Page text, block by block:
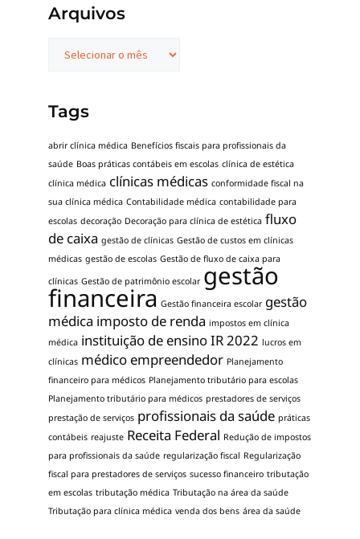
Arquivos
Tags
abrir clínica médica Benefícios fiscais para profissionais da
saúde Boas práticas contábeis em escolas clínica de estética
clínica médica clínicas médicas conformidade fiscal na
sua clínica médica Contabilidade médica contabilidade para
escolas decoração Decoração para clínica de estética fluxo
de caixa gestão de clínicas Gestão de custos em clínicas
médicas gestão de escolas Gestão de fluxo de caixa para
clínicas Gestão de patrimônio escolar gestão
financeira Gestão financeira escolar gestão
médica imposto de renda impostos em clínica
médica instituição de ensinoIR 2022 lucros em
clínicas médico empreendedor Planejamento
financeiro para médicos Planejamento tributário para escolas
Planejamento tributário para médicos prestadores de serviços
prestação de serviços profissionais da saúde práticas
contábeis reajuste Receita Federal Redução de impostos
para profissionais da saúde regularização fiscal Regularização
fiscal para prestadores de serviços sucesso financeiro tributação
em escolas tributação médica Tributação na área da saúde
Tributação para clínica médica venda dos bens área da saúde